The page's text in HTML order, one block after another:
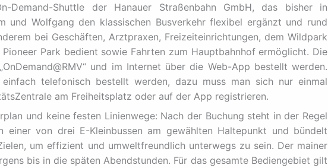
Demand-Shuttle der Hanauer Straßenbahn GmbH, das bisher in
und Wolfgang den klassischen Busverkehr flexibel ergänzt und rund
bei Geschäften, Arztpraxen, Freizeiteinrichtungen, dem Wildpark
Pioneer Park bedient sowie Fahrten zum Hauptbahnhof ermöglicht. Die
und im Internet über die Web-App bestellt werden.
einfach telefonisch bestellt werden, dazu muss man sich nur einmal
am Freiheitsplatz oder auf der App registrieren.
und keine festen Linienwege: Nach der Buchung steht in der Regel
einer von drei E-Kleinbussen am gewählten Haltepunkt und bündelt
um effizient und umweltfreundlich unterwegs zu sein. Der mainer
bis in die späten Abendstunden. Für das gesamte Bediengebiet gilt